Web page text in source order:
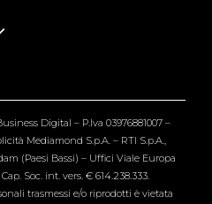
Digital – P.Iva 03976881007 –
Mediamond S.p.A. – RTI S.p.A.,
(Paesi Bassi) – Uffici Viale Europa
Soc. int. vers. € 614.238.333.
trasmessi e/o riprodotti è vietata